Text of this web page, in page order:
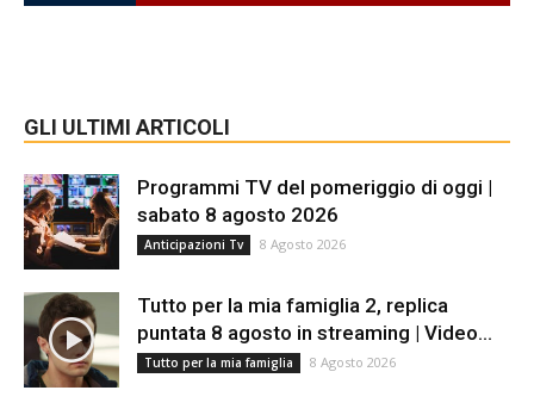
GLI ULTIMI ARTICOLI
Programmi TV del pomeriggio di oggi |
sabato 8 agosto 2026
Anticipazioni Tv 8 Agosto 2026
Tutto per la mia famiglia 2, replica
puntata 8 agosto in streaming | Video...
Tutto per la mia famiglia 8 Agosto 2026